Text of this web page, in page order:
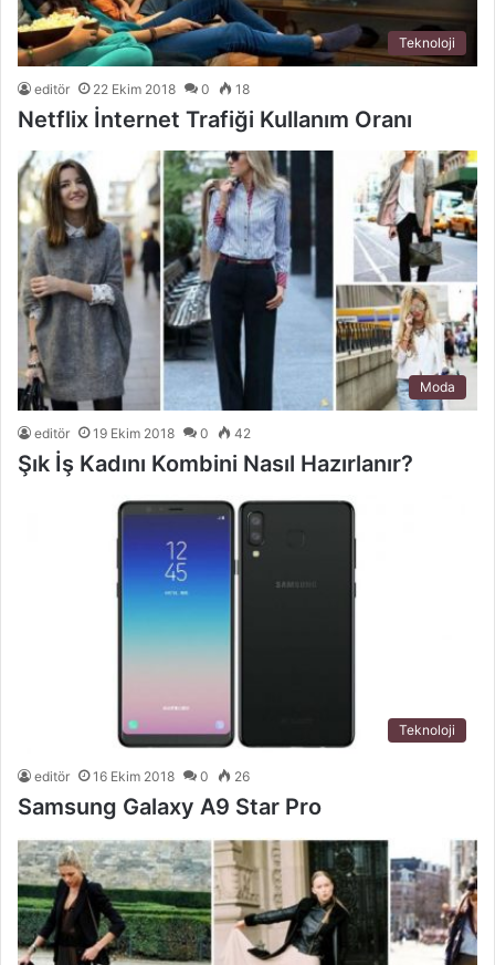
Teknoloji
editör 22 Ekim 2018 0 18
Netflix İnternet Trafiği Kullanım Oranı
Moda
editör 19 Ekim 2018 0 42
Şık İş Kadını Kombini Nasıl Hazırlanır?
Teknoloji
editör 16 Ekim 2018 0 26
Samsung Galaxy A9 Star Pro